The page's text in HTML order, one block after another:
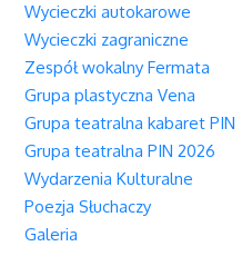
Wycieczki autokarowe
Wycieczki zagraniczne
Zespół wokalny Fermata
Grupa plastyczna Vena
Grupa teatralna kabaret PIN
Grupa teatralna PIN 2026
Wydarzenia Kulturalne
Poezja Słuchaczy
Galeria